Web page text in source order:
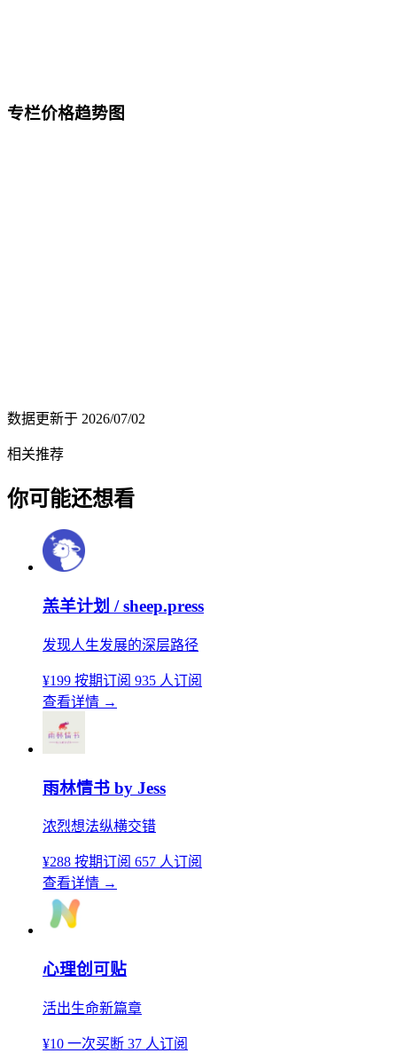
专栏价格趋势图
数据更新于 2026/07/02
相关推荐
你可能还想看
羔羊计划 / sheep.press
发现人生发展的深层路径
¥199 按期订阅 935 人订阅
查看详情 →
雨林情书 by Jess
浓烈想法纵横交错
¥288 按期订阅 657 人订阅
查看详情 →
心理创可贴
活出生命新篇章
¥10 一次买断 37 人订阅